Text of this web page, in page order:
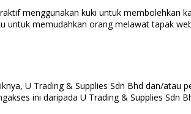
menggunakan kuki untuk membolehkan
untuk memudahkan orang melawat tapak
U Trading & Supplies Sdn Bhd dan/atau
ini daripada U Trading & Supplies